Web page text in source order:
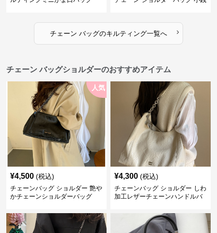
チェーン バッグのキルティング一覧へ ›
チェーン バッグショルダーのおすすめアイテム
人気
¥4,500 (税込)
チェーンバッグ ショルダー 艶や
かチェーンショルダーバッグ
¥4,300 (税込)
チェーンバッグ ショルダー しわ
加工レザーチェーンハンドルバ